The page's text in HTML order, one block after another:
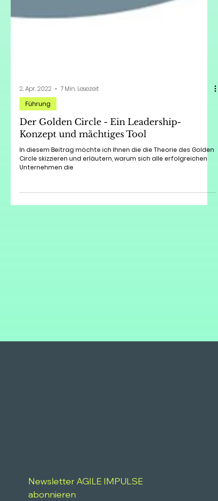
2. Apr. 2022
Führung
Der Golden Circle - Ein Leadership-
Konzept und mächtiges Tool
In diesem Beitrag möchte ich Ihnen die die Theorie des Golden
Newsletter AGILE IMPULSE
abonnieren